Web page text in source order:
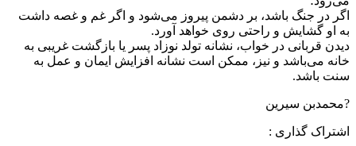
اگر در جنگ باشد، بر دشمن پیروز می‌شود و اگر غم و غصه داشت
به او گشایش و راحتی روی خواهد آورد.
دیدن قربانی در خواب، نشانه تولد نوزاد پسر یا بازگشت غریبی به
خانه می‌باشد و نیز، ممکن است نشانه افزایش ایمان و عمل به
سنت باشد.
?محمدبن سیرین
اشتراک گذاری :